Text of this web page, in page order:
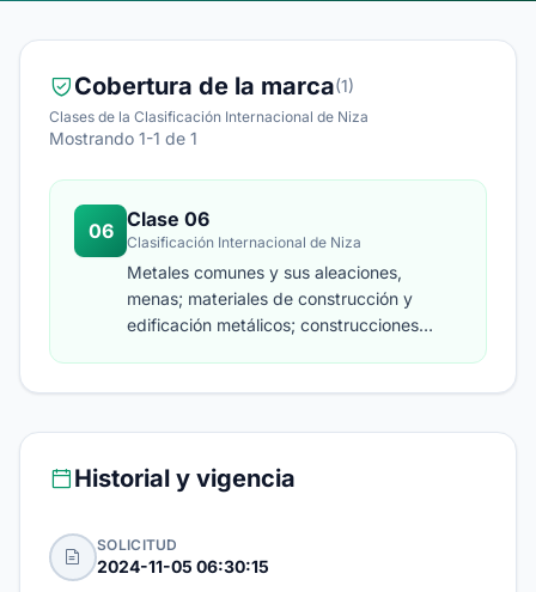
Cobertura de la marca(1)
Clases de la Clasificación Internacional de Niza
Mostrando 1-1 de 1
06 Clase 06
Clasificación Internacional de Niza
Metales comunes y sus aleaciones,
menas; materiales de construcción y
edificación metálicos; construcciones
contenedores metálicos de
caudales.
Historial y vigencia
SOLICITUD
2024-11-05 06:30:15